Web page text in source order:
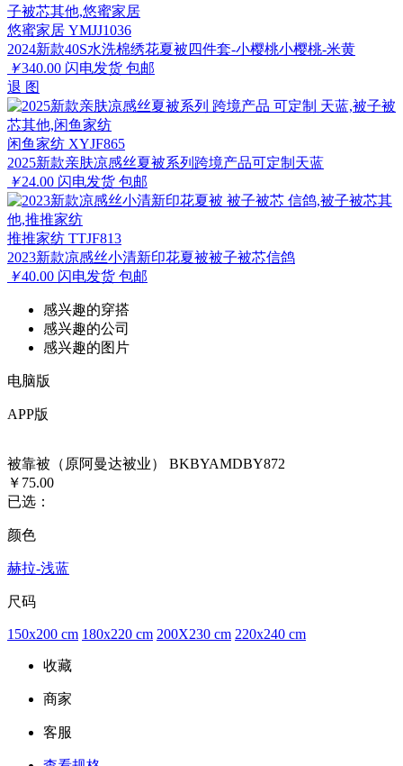
悠蜜家居 YMJJ1036
2024新款40S水洗棉绣花夏被四件套-小樱桃小樱桃-米黄
￥340.00 闪电发货 包邮
退 图
闲鱼家纺 XYJF865
2025新款亲肤凉感丝夏被系列跨境产品可定制天蓝
￥24.00 闪电发货 包邮
推推家纺 TTJF813
2023新款凉感丝小清新印花夏被被子被芯信鸽
￥40.00 闪电发货 包邮
感兴趣的穿搭
感兴趣的公司
感兴趣的图片
电脑版
APP版
被靠被（原阿曼达被业） BKBYAMDBY872
￥75.00
已选：
颜色
赫拉-浅蓝
尺码
150x200 cm 180x220 cm 200X230 cm 220x240 cm
收藏
商家
客服